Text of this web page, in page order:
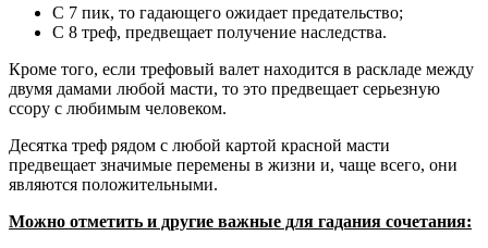
С 7 пик, то гадающего ожидает предательство;
С 8 треф, предвещает получение наследства.
Кроме того, если трефовый валет находится в раскладе между
двумя дамами любой масти, то это предвещает серьезную
ссору с любимым человеком.
Десятка треф рядом с любой картой красной масти
предвещает значимые перемены в жизни и, чаще всего, они
являются положительными.
Можно отметить и другие важные для гадания сочетания: